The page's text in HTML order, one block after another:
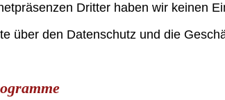
Dritter haben wir keinen
über den Datenschutz und die